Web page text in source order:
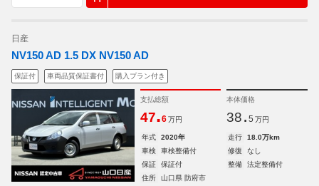
日産
NV150 AD 1.5 DX NV150 AD
保証付 車両品質保証書付 購入プラン付き
支払総額
47.6 万円
本体価格
38. 5 万円
年式 2020年 走行
18.0万km
車検
車検整備付 修復
なし
保証
保証付 整備
法定整備付
住所
山口県 防府市